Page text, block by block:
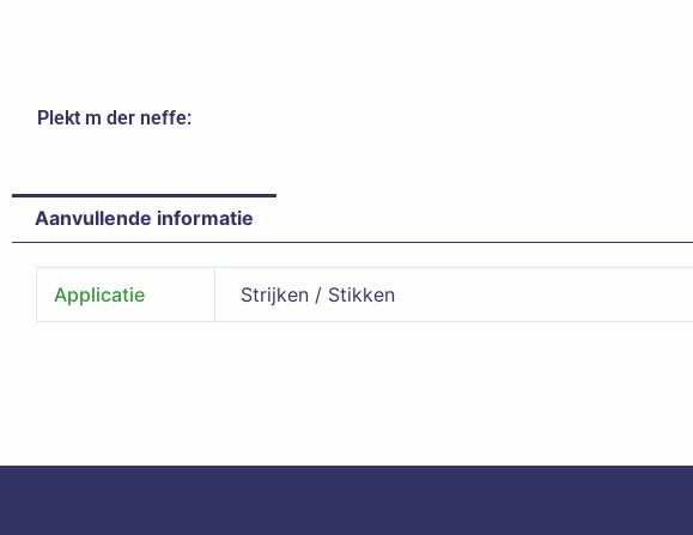
Plekt m der neffe:
Aanvullende informatie
Applicatie Strijken / Stikken